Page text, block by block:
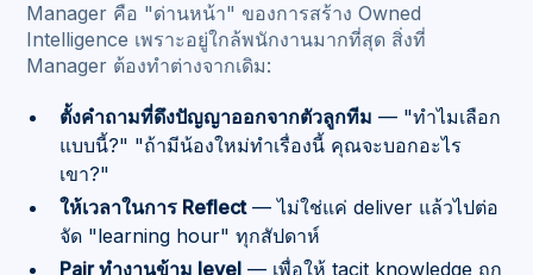
Manager คือ "ด่านหน้า" ของการสร้าง Owned
Intelligence เพราะอยู่ใกล้พนักงานมากที่สุด สิ่งที่
Manager ต้องทำต่างจากเดิม:
ตั้งคำถามที่ดึงปัญญาออกจากตัวลูกทีม — "ทำไมเลือก
แบบนี้?" "ถ้ามีน้องใหม่ทำเรื่องนี้ คุณจะบอกอะไร
เขา?"
ให้เวลาในการ Reflect— ไม่ใช่แค่ deliver แล้วไปต่อ
จัด "learning hour" ทุกสัปดาห์
Pair ทำงานข้าม level — เพื่อให้ tacit knowledge ถูก